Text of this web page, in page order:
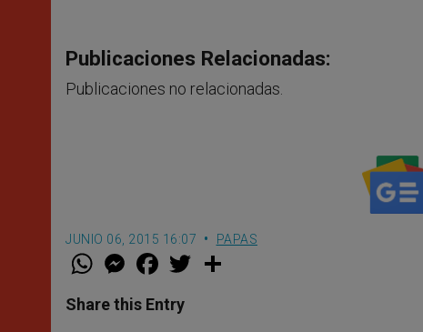
Publicaciones Relacionadas:
Publicaciones no relacionadas.
JUNIO 06, 2015 16:07 PAPAS
W
t
s
M
e
s
e
F
a
e
b
w
Share this Entry